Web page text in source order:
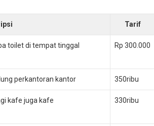
Tarif
toilet di tempat tinggal
Rp 300.000
perkantoran kantor 350ribu
kafe juga kafe 330ribu